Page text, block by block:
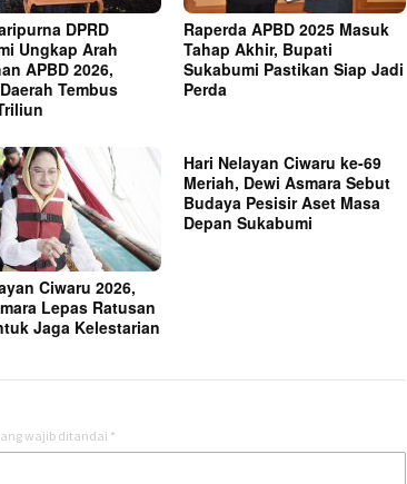
DPRD
Ungkap Arah
APBD 2026,
Tembus
Raperda APBD 2025 Masuk
Tahap Akhir, Bupati
Sukabumi Pastikan Siap Jadi
Perda
Ciwaru 2026,
Lepas Ratusan
Jaga Kelestarian
Hari Nelayan Ciwaru ke-69
Meriah, Dewi Asmara Sebut
Budaya Pesisir Aset Masa
Depan Sukabumi
wajib ditandai *